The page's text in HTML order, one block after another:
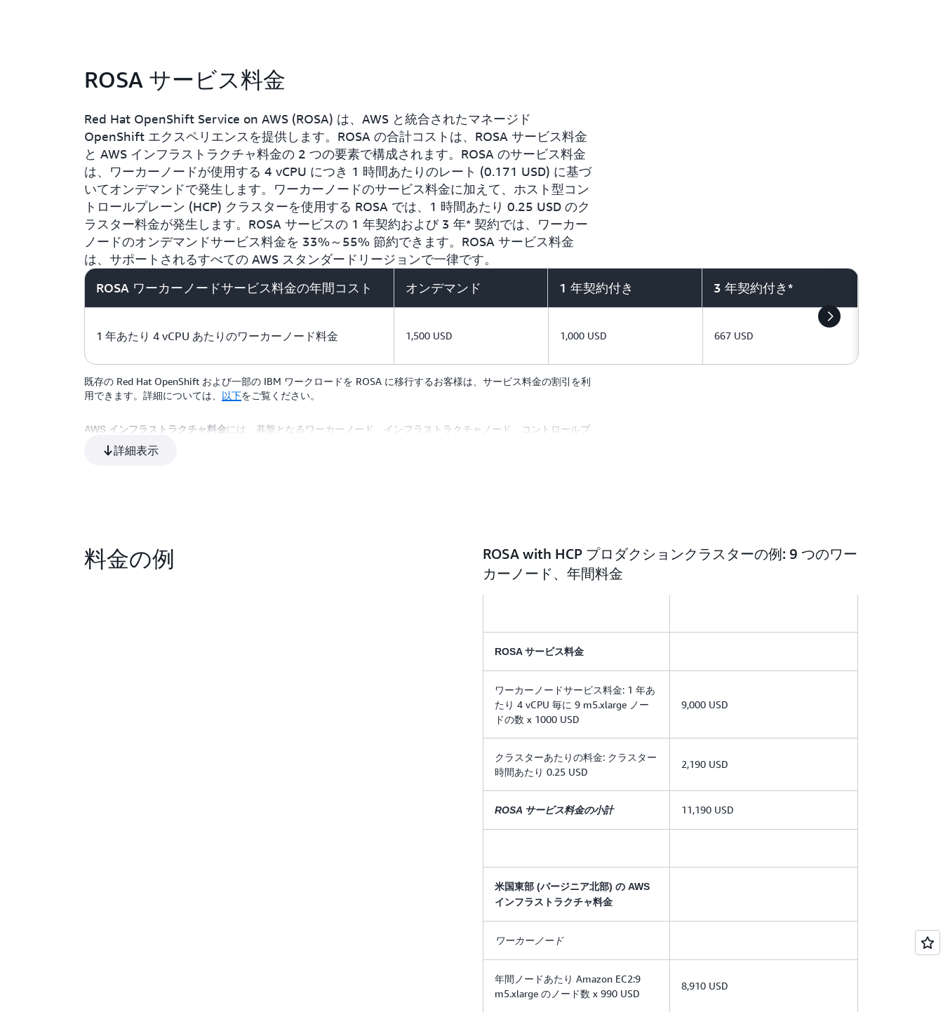
ROSA サービス料金
Red Hat OpenShift Service on AWS (ROSA) は、AWS と統合されたマネージド
OpenShift エクスペリエンスを提供します。ROSA の合計コストは、ROSA サービス料金
と AWS インフラストラクチャ料金の 2 つの要素で構成されます。ROSA のサービス料金
は、ワーカーノードが使用する 4 vCPU につき 1 時間あたりのレート (0.171 USD) に基づ
いてオンデマンドで発生します。ワーカーノードのサービス料金に加えて、ホスト型コン
トロールプレーン (HCP) クラスターを使用する ROSA では、1 時間あたり 0.25 USD のク
ラスター料金が発生します。ROSA サービスの 1 年契約および 3 年* 契約では、ワーカー
ノードのオンデマンドサービス料金を 33%～55% 節約できます。ROSA サービス料金
は、サポートされるすべての AWS スタンダードリージョンで一律です。
ROSA ワーカーノードサービス料金の年間コスト
オンデマンド 1 年契約付き 3 年契約付き*
1 年あたり 4 vCPU あたりのワーカーノード料金 1,500 USD 1,000 USD 667 USD
既存の Red Hat OpenShift および一部の IBM ワークロードを ROSA に移行するお客様は、サービス料金の割引を利
用できます。詳細については、 以下をご覧ください。
AWS インフラストラクチャ料金には、基盤となるワーカーノード、インフラストラクチャノード、コントロールプ
レーンノード、ストレージ、およびネットワークの料金が含まれます。マルチアベイラビリティーゾーン (AZ)
ROSA デプロイメントの最小の Amazon EC2 フットプリントは、3 つのワーカーノード、3 つのインフラストラク
転送の料金に関する情報は、
に記載されています。AWS インフラストラクチャ料金はリージョンによって異
なります。AWS 料金見積りツール
を使用して、ご希望のリージョンで計画されているインフラストラクチャのコス
詳細表示
料金の例
ROSA with HCP プロダクションクラスターの例: 9 つのワー
カーノード、年間料金
ROSA サービス料金
ワーカーノードサービス料金: 1 年あ
たり 4 vCPU 毎に 9 m5.xlarge ノー
ドの数 x 1000 USD
9,000 USD
クラスターあたりの料金: クラスター
時間あたり 0.25 USD
2,190 USD
ROSA サービス料金の小計 11,190 USD
米国東部 (バージニア北部) の AWS
インフラストラクチャ料金
ワーカーノード
年間ノードあたり Amazon EC2:9
m5.xlarge のノード数 x 990 USD
8,910 USD